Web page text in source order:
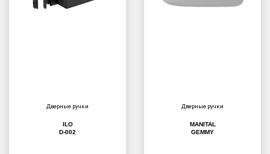
Дверные ручки
ILO
D-002
Дверные ручки
MANITAL
GEMMY